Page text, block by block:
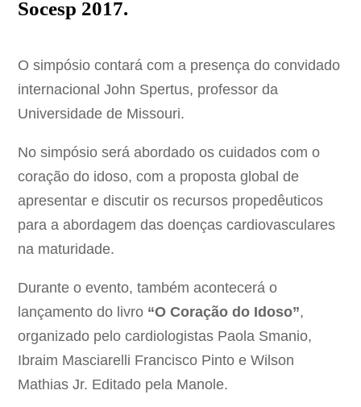
Socesp 2017.
O simpósio contará com a presença do convidado
internacional John Spertus, professor da
Universidade de Missouri.
No simpósio será abordado os cuidados com o
coração do idoso, com a proposta global de
apresentar e discutir os recursos propedêuticos
para a abordagem das doenças cardiovasculares
na maturidade.
Durante o evento, também acontecerá o
lançamento do livro “O Coração do Idoso”,
organizado pelo cardiologistas Paola Smanio,
Ibraim Masciarelli Francisco Pinto e Wilson
Mathias Jr. Editado pela Manole.